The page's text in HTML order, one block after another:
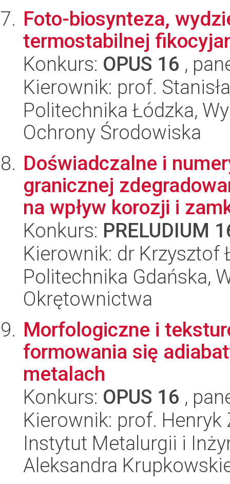
Foto-biosynteza,
termostabilnej
Konkurs: OPUS 16 ,
Kierownik: prof.
Politechnika Łódzka,
Ochrony Środowiska
Doświadczalne i
granicznej
na wpływ korozji i
Konkurs: PRELUDIUM
Kierownik: dr Krzysztof
Politechnika Gdańska,
Okrętownictwa
Morfologiczne i
formowania się
metalach
Konkurs: OPUS 16 ,
Kierownik: prof. Henryk
Instytut Metalurgii i
Aleksandra